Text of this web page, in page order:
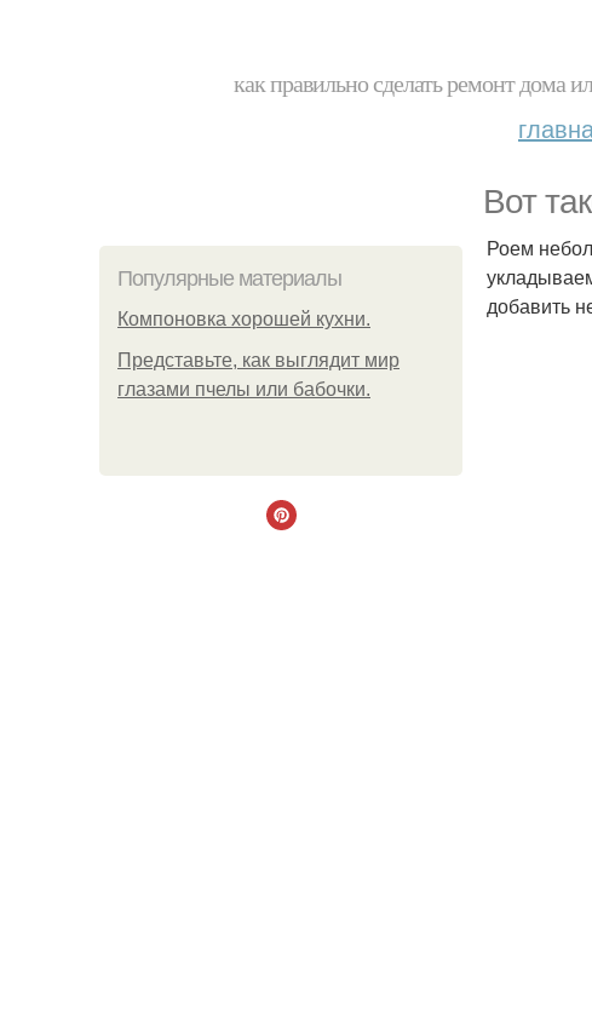
как правильно сделать ремонт дома
Вот
Популярные материалы
Компоновка хорошей кухни.
Представьте, как выглядит мир
глазами пчелы или бабочки.
Роем
добавить